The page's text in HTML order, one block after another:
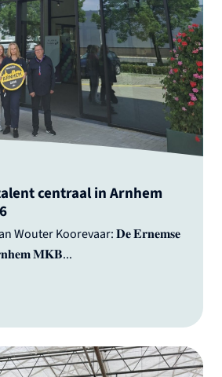
centraal in Arnhem
Wouter Koorevaar: 𝐃𝐞 𝐄𝐫𝐧𝐞𝐦𝐬𝐞
𝐌𝐊𝐁...